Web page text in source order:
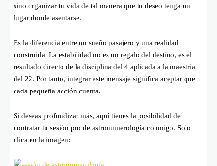
sino organizar tu vida de tal manera que tu deseo tenga un
lugar donde asentarse.
Es la diferencia entre un sueño pasajero y una realidad
construida. La estabilidad no es un regalo del destino, es el
resultado directo de la disciplina del 4 aplicada a la maestría
del 22. Por tanto, integrar este mensaje significa aceptar que
cada pequeña acción cuenta.
Si deseas profundizar más, aquí tienes la posibilidad de
contratar tu sesión pro de astronumerología conmigo. Solo
clica en la imagen: